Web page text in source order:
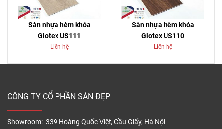
Sàn nhựa hèm khóa
Glotex US111
Liên hệ
Sàn nhựa hèm khóa
Glotex US110
Liên hệ
CÔNG TY CỔ PHẦN SÀN ĐẸP
Showroom: 339 Hoàng Quốc Việt, Cầu Giấy, Hà Nội